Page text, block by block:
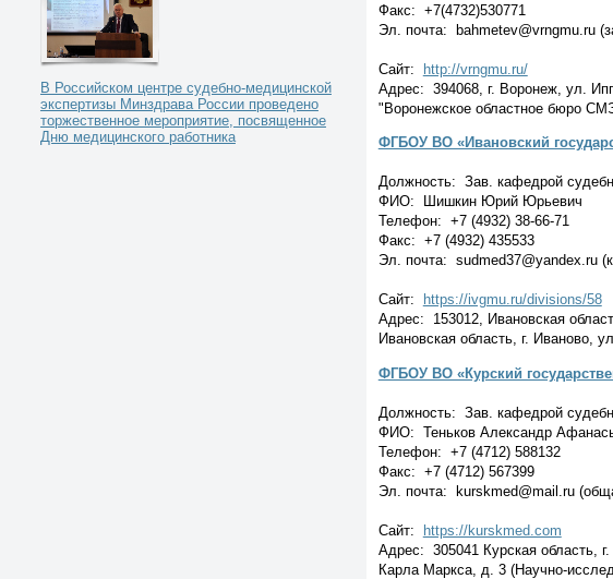
В Российском центре судебно-медицинской
экспертизы Минздрава России проведено
торжественное мероприятие, посвященное
Дню медицинского работника
Факс: +7(4732)530771
Эл. почта: bahmetev@vrngmu.ru
Сайт:
http://vrngmu.ru/
Адрес: 394068, г. Воронеж, ул.
"Воронежское областное бюро
ФГБОУ ВО «Ивановский
Должность: Зав. кафедрой
ФИО: Шишкин Юрий Юрьевич
Телефон: +7 (4932) 38-66-71
Факс: +7 (4932) 435533
Эл. почта: sudmed37@yandex.ru
Сайт:
https://ivgmu.ru/divisions/58
Адрес: 153012, Ивановская
Ивановская область, г. Иваново,
ФГБОУ ВО «Курский
Должность: Зав. кафедрой
ФИО: Теньков Александр
Телефон: +7 (4712) 588132
Факс: +7 (4712) 567399
Эл. почта: kurskmed@mail.ru
Сайт: https://kurskmed.com
Адрес: 305041 Курская область,
Карла Маркса, д. 3 (Научно-